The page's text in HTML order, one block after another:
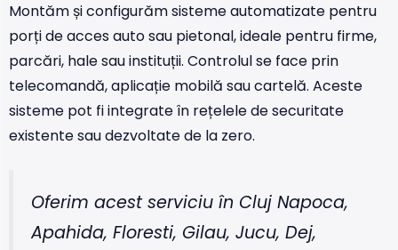
Montăm și configurăm sisteme automatizate pentru
porți de acces auto sau pietonal, ideale pentru firme,
parcări, hale sau instituții. Controlul se face prin
telecomandă, aplicație mobilă sau cartelă. Aceste
sisteme pot fi integrate în rețelele de securitate
existente sau dezvoltate de la zero.
Oferim acest serviciu în Cluj Napoca,
Apahida, Floresti, Gilau, Jucu, Dej,